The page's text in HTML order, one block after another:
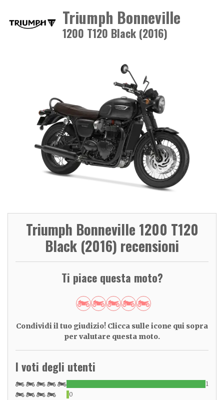
Triumph Bonneville
1200 T120 Black (2016)
Triumph Bonneville 1200 T120
Black (2016) recensioni
Ti piace questa moto?
Condividi il tuo giudizio! Clicca sulle icone qui sopra
per valutare questa moto.
I voti degli utenti
1
0